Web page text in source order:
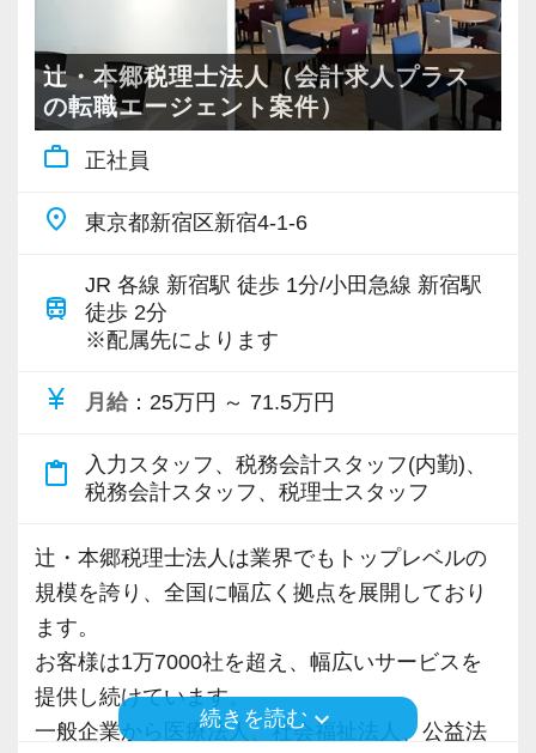
年（10万円）を支給する「勤続手当」もありま
す。
詳しくはこちら（リンク先：https://www.tokyo-
consulting.com/recruit/environment/benefits）
【成長のための5つのこだわりを大事にしていま
仕事をする上では5つのこだわり「クイックレス
ポンス・プラス思考・有言実行・他責禁止・気
配り」を掲げ、一人ひとりが実行しています。
より多くの「ありがとう」と笑顔をいただき続
けるために「情熱家であれ！」がモットーで
当社では、「こうなりたい」という将来のキャ
リアプランが明確な方が成長しています。
そのため、採用面接では「1年後、3年後、5年後
にどうなりたいか？」を必ずお聞きします。
たとえば希望年収があれば、その目標に向けて
どう仕事をすればいいのか具体的にお伝えしま
【先輩スタッフのサポートを受けながら段階を
踏んでステップアップできます♪】
入社してからのステップアッププランを準備し
ています。あなたの成長にあわせてステップア
先輩が担当しているお客様の月次試算表を作成
しながら少しずつレベルアップしていきましょ
う。実際の数字に触れながら業務に取り組んで
頂くことで、より理解と知識が深まります！
▽ステップ2(2ヶ月目〜)
そろそろ入力業務に慣れてきますので、本人の
告業務にもチャレンジして頂けます。先輩スタ
ッフがサポートしますので、安心して税務・会
計の業務を一通り覚えられます！
▽ステップ3(4ヶ月目〜)
一通りの業務を覚えたら、自分自身で決算を行
で、一緒に成長していきましょう！
【ご紹介が多い安定企業でお客様から一番に信
頼される税務のプロを目指せます】
私達は「税務のプロフェッショナルとしてお客
いたら、それを一緒になって実現するために大
きく力を発揮できる存在でありたいと考えてい
ます。ご紹介案件が7割を超えているのも、そう
いった私たちの姿勢がお客様から評価されてい
今後もお客様に満足していただけるようにスキ
を獲得していきます。
お客様から信頼され、心の通ったサービスを提
供する真の「税務プロフェッショナル」として
の道を私たちと一緒に歩んでみませんか？
【将来オフィスをお任せできる貴方の力を求め
私たち自身も設立から間もないベンチャー組織
です。
一人ひとりの振る舞いがこれからの組織のカル
チャーを作ります。
自分たちの手で、イチから会社組織を作ってい
くという経験は、他の事務所ではなかなかでき
ません。
世の中のすべての起業家のために、メンバー全
員で組織としてさらにブラッシュアップし、本
当に価値のあるサービスを提供し続けることに
【スタートアップ税理士法人はココが違う】
■ 会社設立前後や中小規模のクライアントがタ
業種業界を問わず毎日のように新規案件が増加
中。様々な業種の会社設立や税務課題解決に強
みを持つプロとして、稀有な経験を積むことが
できます。
■ クラウド／ITにも強く、業界最先端の業務知
辻・本郷税理士法人（会計求人プラス
の転職エージェント案件）
work_outline 正社員
place 東京都新宿区新宿4-1-6
train
JR 各線 新宿駅 徒歩 1分/小田急線 新宿駅
徒歩 2分
※配属先によります
currency_yen 月給 ：25万円 ～ 71.5万円
content_paste
入力スタッフ、税務会計スタッフ(内勤)、
税務会計スタッフ、税理士スタッフ
辻・本郷税理士法人は業界でもトップレベルの
規模を誇り、全国に幅広く拠点を展開しており
ます。
お客様は1万7000社を超え、幅広いサービスを
提供し続けています。
一般企業から医療法人、社会福祉法人、公益法
続きを読む keyboard_arrow_down